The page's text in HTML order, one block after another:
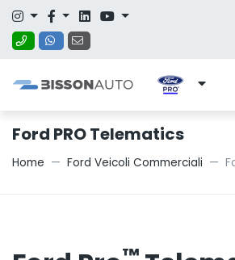
Ford PRO Telematics
Home Ford Veicoli Commerciali